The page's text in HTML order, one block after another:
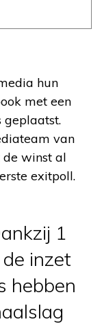
hun
met een
geplaatst.
van
winst al
exitpoll.
1
inzet
hebben